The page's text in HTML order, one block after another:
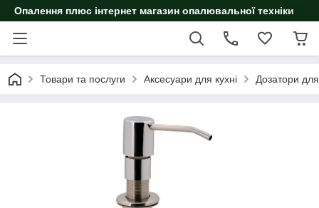
Опалення плюс інтернет магазин опалювальної техніки
Товари та послуги Аксесуари для кухні Дозатори